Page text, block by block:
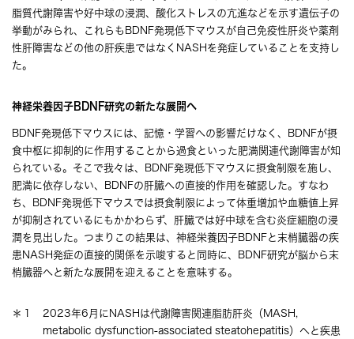
脂質代謝障害や好中球の浸潤、酸化ストレスの亢進などを示す遺伝子の
挙動がみられ、これらもBDNF発現低下マウスが自己免疫性肝炎や薬剤
性肝障害などの他の肝疾患ではなくNASHを発症していることを支持し
た。
神経栄養因子BDNF研究の新たな展開へ
BDNF発現低下マウスには、記憶・学習への影響だけなく、BDNFが摂
食中枢に抑制的に作用することから過食といった肥満関連代謝障害が知
られている。そこで我々は、BDNF発現低下マウスに摂食制限を施し、
肥満に依存しない、BDNFの肝臓への直接的作用を確認した。すなわ
ち、BDNF発現低下マウスでは摂食制限によって体重増加や血糖値上昇
が抑制されているにもかかわらず、肝臓では好中球を含む炎症細胞の浸
潤を見出した。つまりこの結果は、神経栄養因子BDNFと末梢臓器の疾
患NASH発症の直接的関係を示唆すると同時に、BDNF研究が脳から末
梢臓器へと新たな展開を迎えることを意味する。
＊１ 2023年6月にNASHは代謝障害関連脂肪肝炎（MASH,
metabolic dysfunction-associated steatohepatitis）へと疾患